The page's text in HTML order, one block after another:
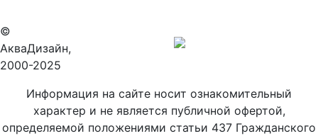
©
АкваДизайн,
2000-2025
Информация на сайте носит ознакомительный
характер и не является публичной офертой,
определяемой положениями статьи 437 Гражданского